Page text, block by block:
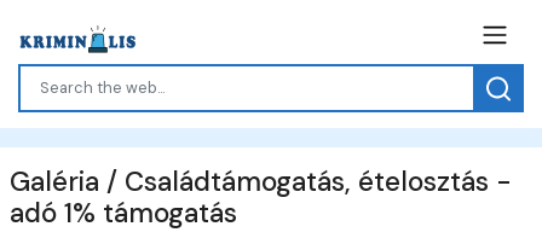
Galéria / Családtámogatás, ételosztás -
adó 1% támogatás